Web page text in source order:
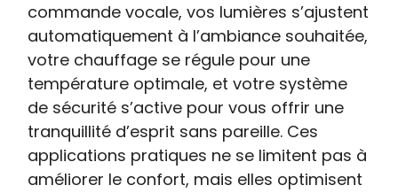
commande vocale, vos lumières s’ajustent
automatiquement à l’ambiance souhaitée,
votre chauffage se régule pour une
température optimale, et votre système
de sécurité s’active pour vous offrir une
tranquillité d’esprit sans pareille. Ces
applications pratiques ne se limitent pas à
améliorer le confort, mais elles optimisent